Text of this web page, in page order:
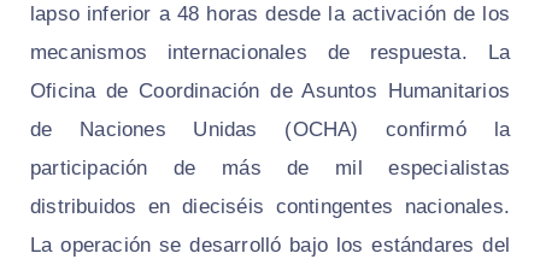
lapso inferior a 48 horas desde la activación de los
mecanismos internacionales de respuesta. La
Oficina de Coordinación de Asuntos Humanitarios
de Naciones Unidas (OCHA) confirmó la
participación de más de mil especialistas
distribuidos en dieciséis contingentes nacionales.
La operación se desarrolló bajo los estándares del